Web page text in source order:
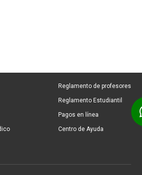
Reglamento de profesores
Reglamento Estudiantil
Pagos en línea
Centro de Ayuda